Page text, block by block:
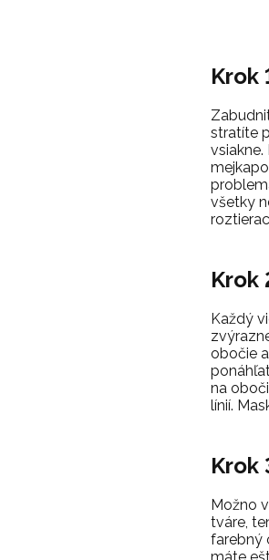
Krok
stratíte
všetky
Krok
Každý
obočie
na
línií.
Krok
Možno
tváre,
farebný